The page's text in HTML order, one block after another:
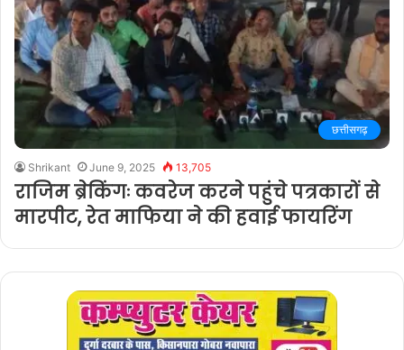
छत्तीसगढ़
Shrikant June 9, 2025 13,705
राजिम ब्रेकिंगः कवरेज करने पहुंचे पत्रकारों से
मारपीट, रेत माफिया ने की हवाई फायरिंग